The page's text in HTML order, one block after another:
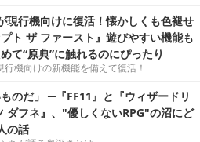
現行機向けに復活！懐かしくも色褪せ
ト ザ ファースト』遊びやすい機能も
て“原典”に触れるのにぴったり
機向けの新機能を備えて復活！
ものだ」 ─『FF11』と『ウィザードリ
ダフネ』、"優しくないRPG"の沼にど
の話